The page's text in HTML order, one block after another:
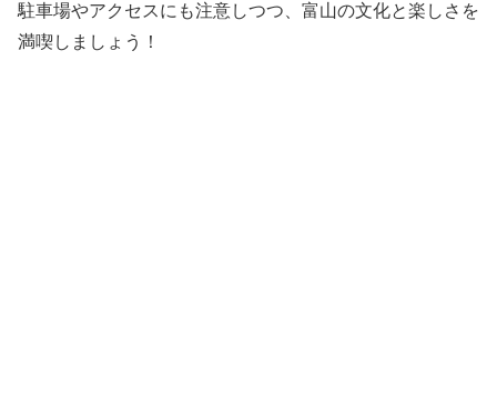
駐車場やアクセスにも注意しつつ、富山の文化と楽しさを
満喫しましょう！